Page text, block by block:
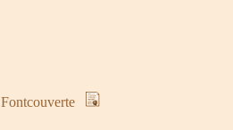
Fontcouverte